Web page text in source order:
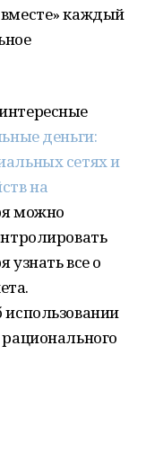
каждый
деньги:
сетях и
на
можно
все о